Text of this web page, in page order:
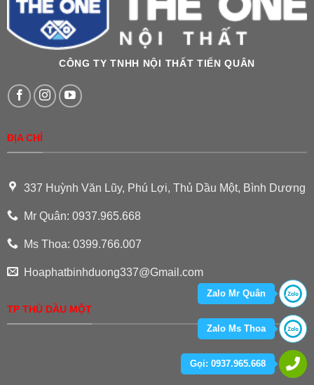
CÔNG TY TNHH NỘI THẤT TIẾN QUÂN
ĐỊA CHỈ
337 Huỳnh Văn Lũy, Phú Lợi, Thủ Dầu Một, Bình Dương
Mr Quân: 0937.965.668
Ms Thoa: 0399.766.007
Hoaphatbinhduong337@Gmail.com
TP THỦ DẦU MỘT
Zalo Mr Quân
Zalo Ms Thoa
Gọi: 0937.965.668